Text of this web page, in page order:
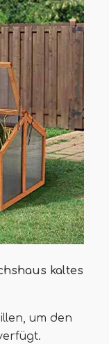
kaltes
um den